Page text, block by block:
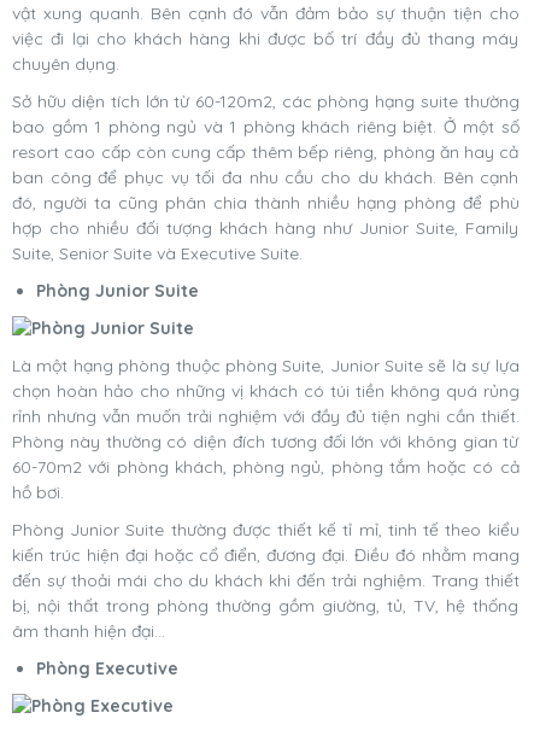
vật xung quanh. Bên cạnh đó vẫn đảm bảo sự thuận tiện cho
việc đi lại cho khách hàng khi được bố trí đầy đủ thang máy
chuyên dụng.
Sở hữu diện tích lớn từ 60-120m2, các phòng hạng suite thường
bao gồm 1 phòng ngủ và 1 phòng khách riêng biệt. Ở một số
resort cao cấp còn cung cấp thêm bếp riêng, phòng ăn hay cả
ban công để phục vụ tối đa nhu cầu cho du khách. Bên cạnh
đó, người ta cũng phân chia thành nhiều hạng phòng để phù
hợp cho nhiều đối tượng khách hàng như Junior Suite, Family
Suite, Senior Suite và Executive Suite.
Phòng Junior Suite
Là một hạng phòng thuộc phòng Suite, Junior Suite sẽ là sự lựa
chọn hoàn hảo cho những vị khách có túi tiền không quá rủng
rỉnh nhưng vẫn muốn trải nghiệm với đầy đủ tiện nghi cần thiết.
Phòng này thường có diện đích tương đối lớn với không gian từ
60-70m2 với phòng khách, phòng ngủ, phòng tắm hoặc có cả
hồ bơi.
Phòng Junior Suite thường được thiết kế tỉ mỉ, tinh tế theo kiểu
kiến trúc hiện đại hoặc cổ điển, đương đại. Điều đó nhằm mang
đến sự thoải mái cho du khách khi đến trải nghiệm. Trang thiết
bị, nội thất trong phòng thường gồm giường, tủ, TV, hệ thống
âm thanh hiện đại…
Phòng Executive